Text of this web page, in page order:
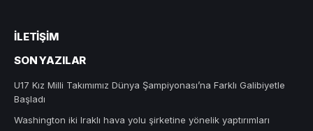
İLETIŞIM
SON YAZILAR
U17 Kız Milli Takımımız Dünya Şampiyonası’na Farklı Galibiyetle
Başladı
Washington iki Iraklı hava yolu şirketine yönelik yaptırımları